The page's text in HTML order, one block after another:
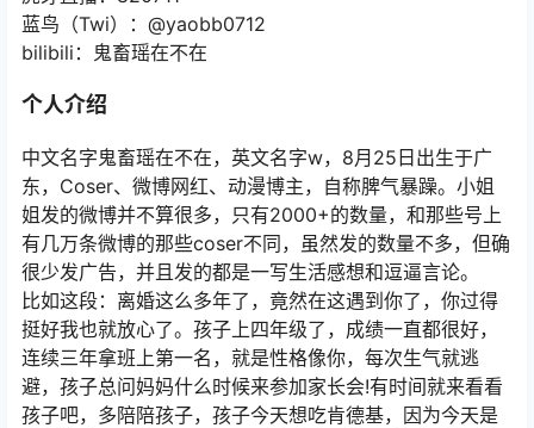
蓝鸟（Twi）：@yaobb0712
bilibili：鬼畜瑶在不在
个人介绍
中文名字鬼畜瑶在不在，英文名字w，8月25日出生于广
东，Coser、微博网红、动漫博主，自称脾气暴躁。小姐
姐发的微博并不算很多，只有2000+的数量，和那些号上
有几万条微博的那些coser不同，虽然发的数量不多，但确
很少发广告，并且发的都是一写生活感想和逗逼言论。
比如这段：离婚这么多年了，竟然在这遇到你了，你过得
挺好我也就放心了。孩子上四年级了，成绩一直都很好，
连续三年拿班上第一名，就是性格像你，每次生气就逃
避，孩子总问妈妈什么时候来参加家长会!有时间就来看看
孩子吧，多陪陪孩子，孩子今天想吃肯德基，因为今天是